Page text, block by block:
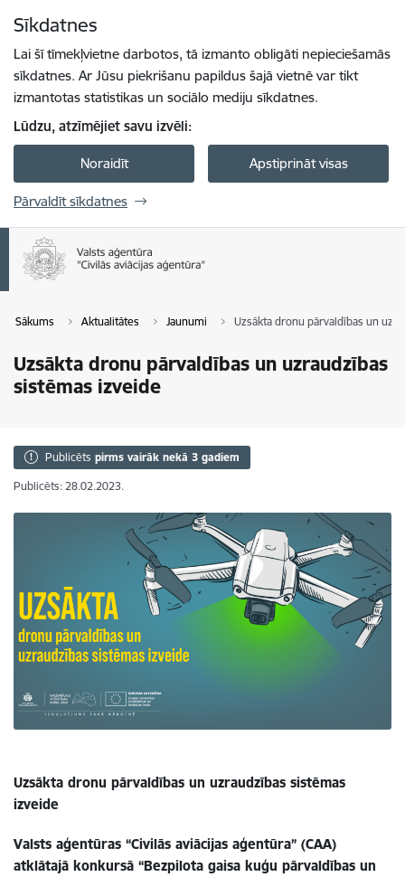
Sīkdatnes
Lai šī tīmekļvietne darbotos, tā izmanto obligāti nepieciešamās
sīkdatnes. Ar Jūsu piekrišanu papildus šajā vietnē var tikt
izmantotas statistikas un sociālo mediju sīkdatnes.
Lūdzu, atzīmējiet savu izvēli:
Noraidīt Apstiprināt visas
Pārvaldīt sīkdatnes
Sākums Aktualitātes Jaunumi Uzsākta dronu pārvaldības un
Uzsākta dronu pārvaldības un uzraudzības
sistēmas izveide
Publicēts pirms vairāk nekā 3 gadiem
Publicēts: 28.02.2023.
Uzsākta dronu pārvaldības un uzraudzības sistēmas
izveide
Valsts aģentūras “Civilās aviācijas aģentūra” (CAA)
atklātajā konkursā “Bezpilota gaisa kuģu pārvaldības un